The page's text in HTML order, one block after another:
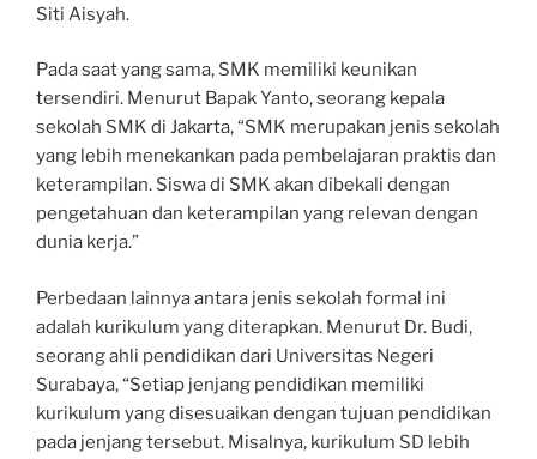
Siti Aisyah.
Pada saat yang sama, SMK memiliki keunikan
tersendiri. Menurut Bapak Yanto, seorang kepala
sekolah SMK di Jakarta, “SMK merupakan jenis sekolah
yang lebih menekankan pada pembelajaran praktis dan
keterampilan. Siswa di SMK akan dibekali dengan
pengetahuan dan keterampilan yang relevan dengan
dunia kerja.”
Perbedaan lainnya antara jenis sekolah formal ini
adalah kurikulum yang diterapkan. Menurut Dr. Budi,
seorang ahli pendidikan dari Universitas Negeri
Surabaya, “Setiap jenjang pendidikan memiliki
kurikulum yang disesuaikan dengan tujuan pendidikan
pada jenjang tersebut. Misalnya, kurikulum SD lebih